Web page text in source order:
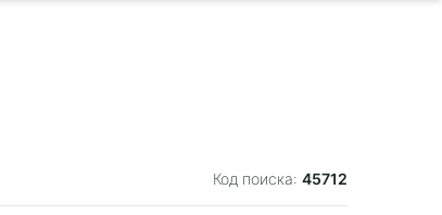
Код поиска: 45712